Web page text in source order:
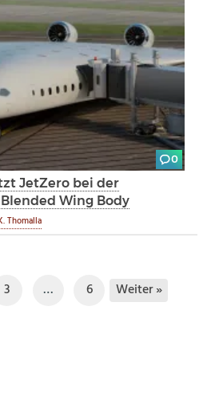
0
JetZero bei der
Wing Body
Thomalla
3 … 6 Weiter »